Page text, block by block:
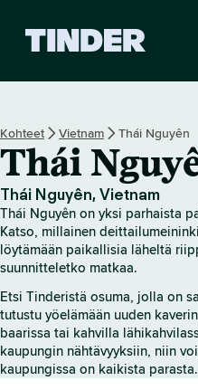
r
n
a
l
o
i
s
s
i
v
u
Kohteet Vietnam Thái Nguyên
Thái
Thái Nguyên, Vietnam
Thái Nguyên on yksi parhaista
Katso, millainen
löytämään paikallisia läheltä
suunnitteletko matkaa.
Etsi Tinderistä osuma, jolla on
tutustu yöelämään uuden
baarissa tai kahvilla
kaupungin nähtävyyksiin, niin
kaupungissa on kaikista parasta.